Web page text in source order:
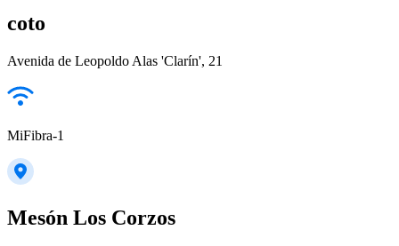
coto
Avenida de Leopoldo Alas 'Clarín', 21
MiFibra-1
Mesón Los Corzos